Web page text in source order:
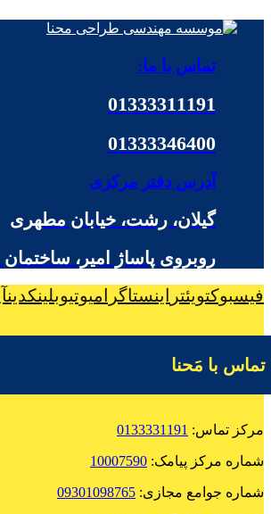
تماس با ما:
01333311191
01333346400
آدرس دفتر مرکزی
گیلان، رشت، خیابان مطهری
روبروی پاساژ امیر، ساختمان
فیسبوکتویئتر اینستاگرامیوتیوبلینکدین
تماس با مَحنا
مرکز تماس: 0133331191
شماره مرکز پیامک: 10007590
شماره جوامع مجازی: 09301098765